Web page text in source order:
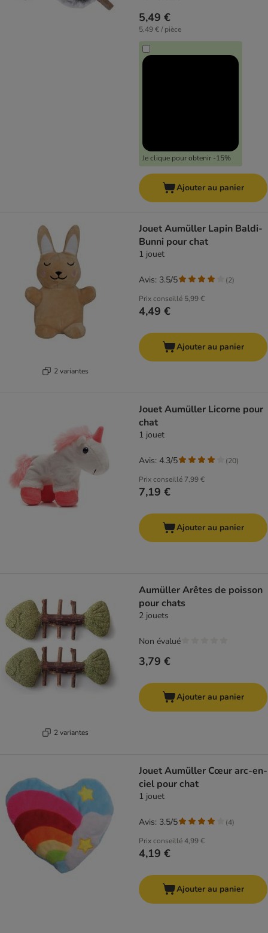
5,49 €
5,49 € / pièce
Je clique pour obtenir -15%
Ajouter au panier
2 variantes
Jouet Aumüller Lapin Baldi-
Bunni pour chat
1 jouet
Prix conseillé 5,99 €
4,49 €
Avis: 3.5/5 (2)
Ajouter au panier
Jouet Aumüller Licorne pour
chat
1 jouet
Prix conseillé 7,99 €
7,19 €
Avis: 4.3/5 (20)
Ajouter au panier
2 variantes
Aumüller Arêtes de poisson
pour chats
2 jouets
3,79 €
Non évalué
Ajouter au panier
Jouet Aumüller Cœur arc-en-
ciel pour chat
1 jouet
Prix conseillé4,99 €
4,19 €
Avis: 3.5/5 (4)
Ajouter au panier